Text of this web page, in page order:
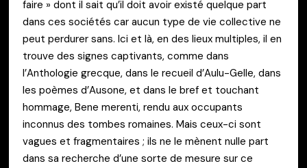
faire » dont il sait qu’il doit avoir existé quelque part
dans ces sociétés car aucun type de vie collective ne
peut perdurer sans. Ici et là, en des lieux multiples, il en
trouve des signes captivants, comme dans
l’Anthologie grecque, dans le recueil d’Aulu-Gelle, dans
les poèmes d’Ausone, et dans le bref et touchant
hommage, Bene merenti, rendu aux occupants
inconnus des tombes romaines. Mais ceux-ci sont
vagues et fragmentaires ; ils ne le mènent nulle part
dans sa recherche d’une sorte de mesure sur ce